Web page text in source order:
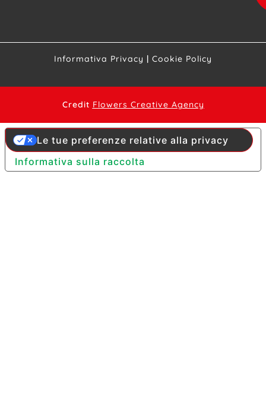
Informativa Privacy | Cookie Policy
Credit Flowers Creative Agency
Informativa sulla raccolta
Le tue preferenze relative alla privacy